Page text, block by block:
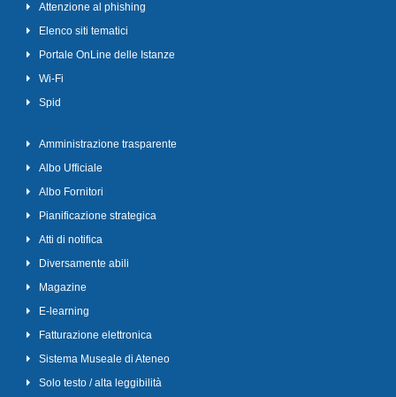
Attenzione al phishing
Elenco siti tematici
Portale OnLine delle Istanze
Wi-Fi
Spid
Amministrazione trasparente
Albo Ufficiale
Albo Fornitori
Pianificazione strategica
Atti di notifica
Diversamente abili
Magazine
E-learning
Fatturazione elettronica
Sistema Museale di Ateneo
Solo testo / alta leggibilità